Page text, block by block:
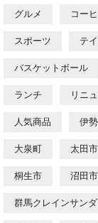
グルメ コー
スポーツ テ
バスケットボール
ランチ リニ
人気商品 伊
大泉町 太田市
桐生市 沼田市
群馬クレインサン